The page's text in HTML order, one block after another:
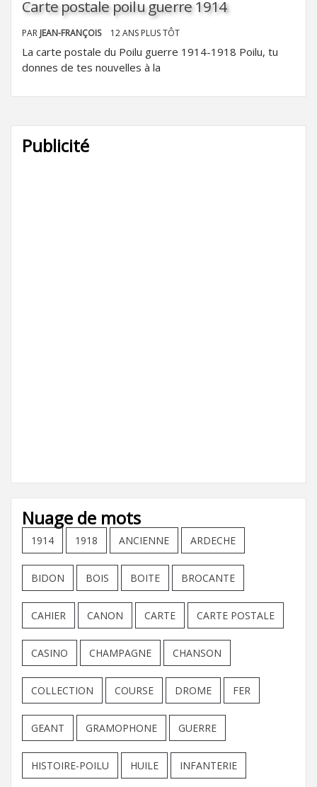
Carte postale poilu guerre 1914
PAR JEAN-FRANÇOIS 12 ANS PLUS TÔT
La carte postale du Poilu guerre 1914-1918 Poilu, tu
donnes de tes nouvelles à la
Publicité
Nuage de mots
1914 1918 ANCIENNE ARDECHE
BIDON BOIS BOITE BROCANTE
CAHIER CANON CARTE CARTE POSTALE
CASINO CHAMPAGNE CHANSON
COLLECTION COURSE DROME FER
GEANT GRAMOPHONE GUERRE
HISTOIRE-POILU HUILE INFANTERIE